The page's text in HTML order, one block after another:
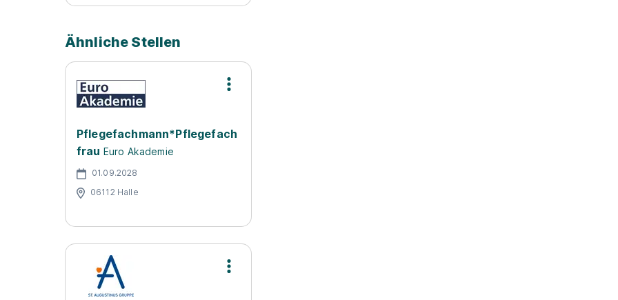
Ähnliche Stellen
Pflegefachmann*Pflegefach
frau Euro Akademie
01.09.2028
06112 Halle